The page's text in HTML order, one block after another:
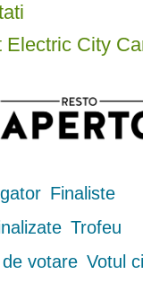
Electric City
Finaliste
Trofeu
votare Votul